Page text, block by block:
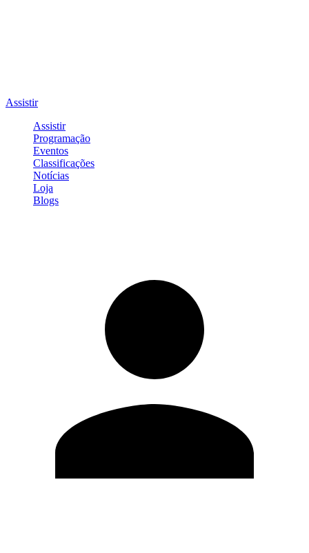
Assistir
Assistir
Programação
Eventos
Classificações
Notícias
Loja
Blogs